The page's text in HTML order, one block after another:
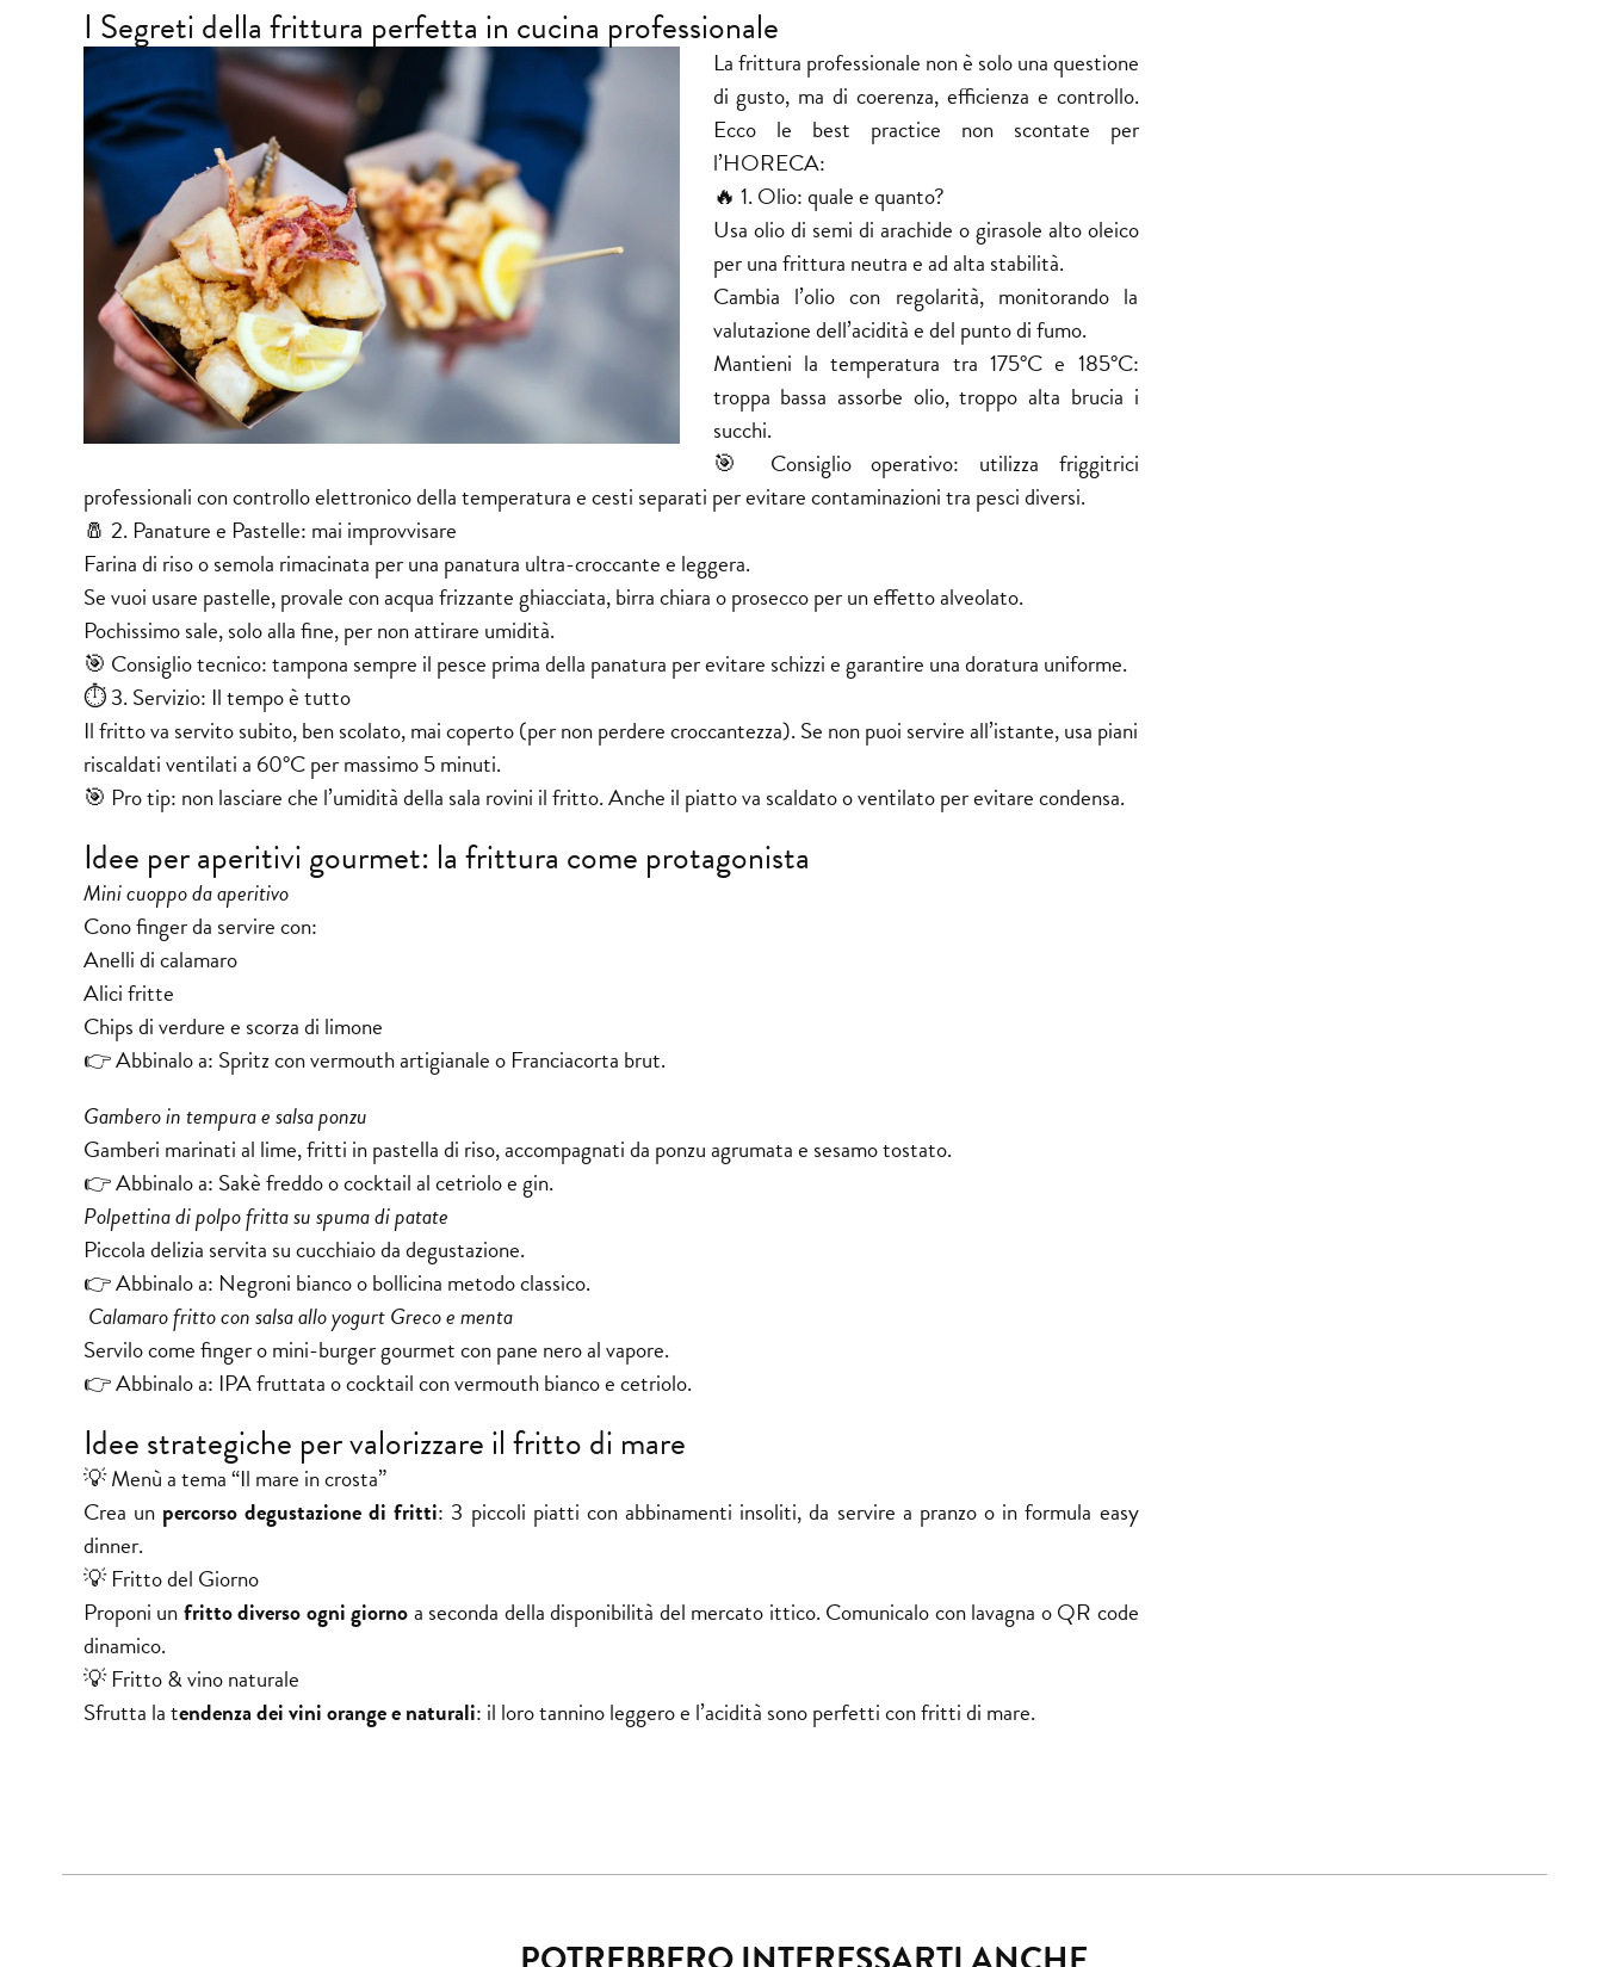
I Segreti della frittura perfetta in cucina professionale
La frittura professionale non è solo una questione
di gusto, ma di coerenza, efficienza e controllo.
Ecco le best practice non scontate per
l’HORECA:
🔥 1. Olio: quale e quanto?
Usa olio di semi di arachide o girasole alto oleico
per una frittura neutra e ad alta stabilità.
Cambia l’olio con regolarità, monitorando la
valutazione dell’acidità e del punto di fumo.
Mantieni la temperatura tra 175°C e 185°C:
troppa bassa assorbe olio, troppo alta brucia i
succhi.
🎯 Consiglio operativo: utilizza friggitrici
professionali con controllo elettronico della temperatura e cesti separati per evitare contaminazioni tra pesci diversi.
🧂 2. Panature e Pastelle: mai improvvisare
Farina di riso o semola rimacinata per una panatura ultra-croccante e leggera.
Se vuoi usare pastelle, provale con acqua frizzante ghiacciata, birra chiara o prosecco per un effetto alveolato.
Pochissimo sale, solo alla fine, per non attirare umidità.
🎯 Consiglio tecnico: tampona sempre il pesce prima della panatura per evitare schizzi e garantire una doratura uniforme.
⏱️ 3. Servizio: Il tempo è tutto
Il fritto va servito subito, ben scolato, mai coperto (per non perdere croccantezza). Se non puoi servire all’istante, usa piani
riscaldati ventilati a 60°C per massimo 5 minuti.
🎯 Pro tip: non lasciare che l’umidità della sala rovini il fritto. Anche il piatto va scaldato o ventilato per evitare condensa.
Idee per aperitivi gourmet: la frittura come protagonista
Mini cuoppo da aperitivo
Cono finger da servire con:
Anelli di calamaro
Alici fritte
Chips di verdure e scorza di limone
👉 Abbinalo a: Spritz con vermouth artigianale o Franciacorta brut.
Gambero in tempura e salsa ponzu
Gamberi marinati al lime, fritti in pastella di riso, accompagnati da ponzu agrumata e sesamo tostato.
👉 Abbinalo a: Sakè freddo o cocktail al cetriolo e gin.
Polpettina di polpo fritta su spuma di patate
Piccola delizia servita su cucchiaio da degustazione.
👉 Abbinalo a: Negroni bianco o bollicina metodo classico.
Calamaro fritto con salsa allo yogurt Greco e menta
Servilo come finger o mini-burger gourmet con pane nero al vapore.
👉 Abbinalo a: IPA fruttata o cocktail con vermouth bianco e cetriolo.
Idee strategiche per valorizzare il fritto di mare
💡 Menù a tema “Il mare in crosta”
Crea un percorso degustazione di fritti: 3 piccoli piatti con abbinamenti insoliti, da servire a pranzo o in formula easy
dinner.
💡 Fritto del Giorno
Proponi unfritto diverso ogni giornoa seconda della disponibilità del mercato ittico. Comunicalo con lavagna o QR code
dinamico.
💡 Fritto & vino naturale
Sfrutta la tendenza dei vini orange e naturali: il loro tannino leggero e l’acidità sono perfetti con fritti di mare.